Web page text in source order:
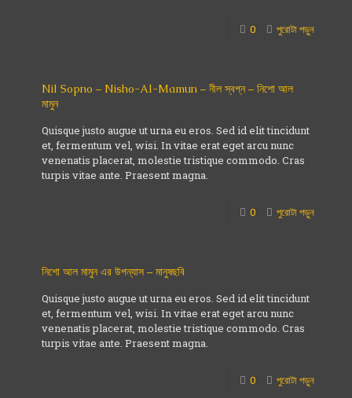
0 পুরোটা পড়ুন
Nil Sopno – Nisho-Al-Mamun – নীল স্বপ্ন – নিশো আল
মামুন
Quisque justo augue ut urna eu eros. Sed id elit tincidunt
et, fermentum vel, wisi. In vitae erat eget arcu nunc
venenatis placerat, molestie tristique commodo. Cras
turpis vitae ante. Praesent magna.
0 পুরোটা পড়ুন
নিশো আল মামুন এর উপন্যাস – মানুষছবি
Quisque justo augue ut urna eu eros. Sed id elit tincidunt
et, fermentum vel, wisi. In vitae erat eget arcu nunc
venenatis placerat, molestie tristique commodo. Cras
turpis vitae ante. Praesent magna.
0 পুরোটা পড়ুন